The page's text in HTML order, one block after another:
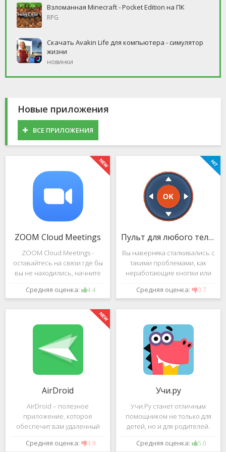
Взломанная Minecraft - Pocket Edition на ПК
RPG
Скачать Avakin Life для компьютера - симулятор
жизни
новинки
Новые приложения
ВСЕ ПРИЛОЖЕНИЯ
ZOOM Cloud Meetings
ZOOM Cloud Meetings -
оставайтесь на связи где бы
вы не находились, начните
свою или присоединитесь к
видеоконференции с
высококачественным
изображением. Столь
Средняя оценка: 4.4
Пульт для любого телевизора
Вы наверняка сталкивались с
такими проблемами, как
неработающие кнопки или
разряженные батарейки на
вашем пульте от
с помощью приложения
"Пульт для
Средняя оценка: 3.7
AirDroid
AirDroid – полезное
приложение, которое
обеспечит вам удаленный
доступ к вашему смартфону
или планшету при помощи
Средняя оценка: 3.9
Учи.ру
Учи.Ру станет отличным
помощником не только для
детей, но и для родителей.
Это приложение заточено
под изучение различного
Средняя оценка: 5.0